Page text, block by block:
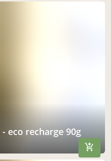
eco recharge 90g